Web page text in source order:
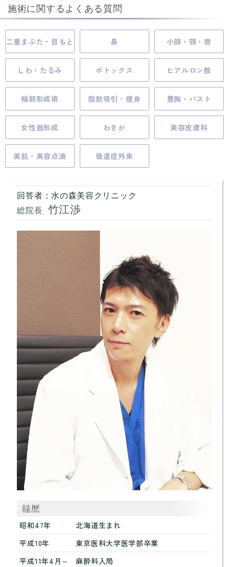
施術に関するよくある質問
二重まぶた・目もと 鼻 小顔・顎・唇
しわ・たるみ ボトックス ヒアルロン酸
輪郭形成術 脂肪吸引・痩身 豊胸・バスト
女性器形成 わきが 美容皮膚科
美肌・美容点滴 後遺症外来
回答者：水の森美容クリニック
総院長
竹江渉
昭和47年
北海道生まれ
平成10年
東京医科大学医学部卒業
平成11年4月～
麻酔科入局